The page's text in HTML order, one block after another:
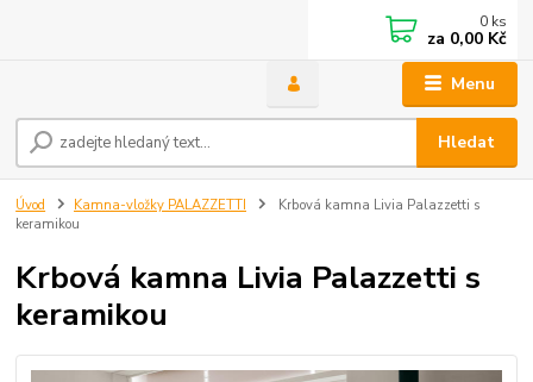
Menu
Hledat
0 ks
za 0,00 Kč
Úvod Kamna-vložky PALAZZETTI
Krbová kamna Livia Palazzetti s
keramikou
Krbová kamna Livia Palazzetti s
keramikou